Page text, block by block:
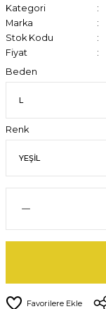
Kategori
Marka
Stok Kodu
Fiyat
Beden
Renk